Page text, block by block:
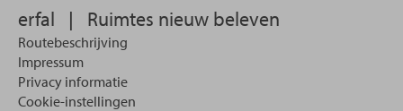
erfal | Ruimtes nieuw beleven
Routebeschrijving
Impressum
Privacy informatie
Cookie-instellingen